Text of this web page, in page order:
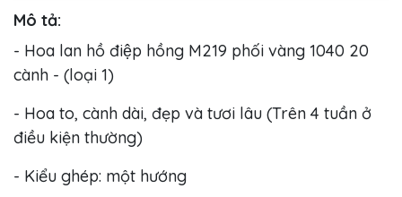
Mô tả:
- Hoa lan hồ điệp hồng M219 phối vàng 1040 20
cành - (loại 1)
- Hoa to, cành dài, đẹp và tươi lâu (Trên 4 tuần ở
điều kiện thường)
- Kiểu ghép: một hướng